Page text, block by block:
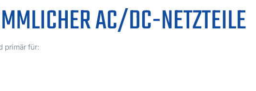
AC/DC-NETZTEILE
primär für: